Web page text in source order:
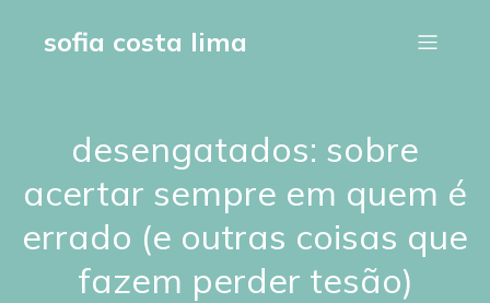
sofia costa lima
desengatados: sobre
acertar sempre em quem é
errado (e outras coisas que
fazem perder tesão)